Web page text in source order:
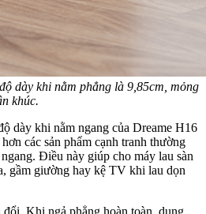
dày khi nằm phẳng là 9,85cm, mỏng
khúc.
dày khi nằm ngang của Dreame H16
các sản phẩm cạnh tranh thường
Điều này giúp cho máy lau sàn
gầm giường hay kệ TV khi lau dọn
Khi ngả phẳng hoàn toàn, dung